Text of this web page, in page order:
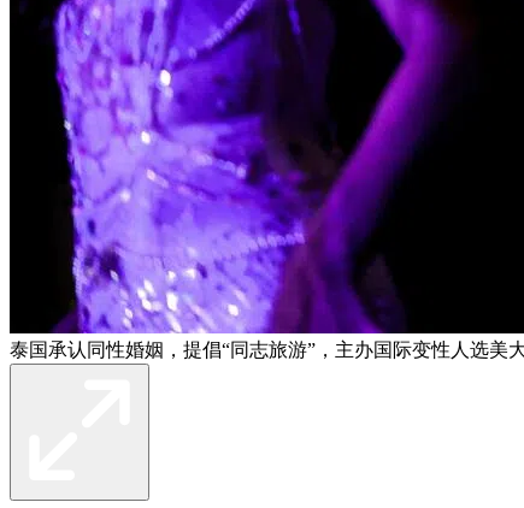
泰国承认同性婚姻，提倡“同志旅游”，主办国际变性人选美